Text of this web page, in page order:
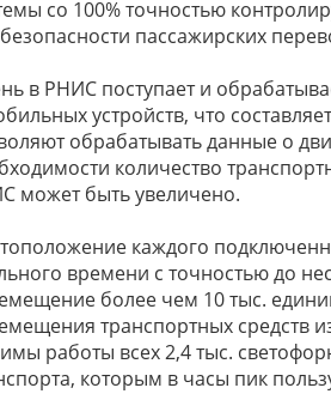
со 100% точностью
пассажирских
в РНИС поступает и
устройств, что
обрабатывать данные о
количество
может быть увеличено.
каждого
времени с точностью до
более чем 10 тыс.
транспортных средств
работы всех 2,4 тыс.
которым в часы пик